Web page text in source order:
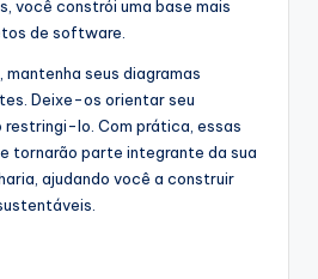
você constrói uma base mais
de software.
mantenha seus diagramas
Deixe-os orientar seu
restringi-lo. Com prática, essas
tornarão parte integrante da sua
ajudando você a construir